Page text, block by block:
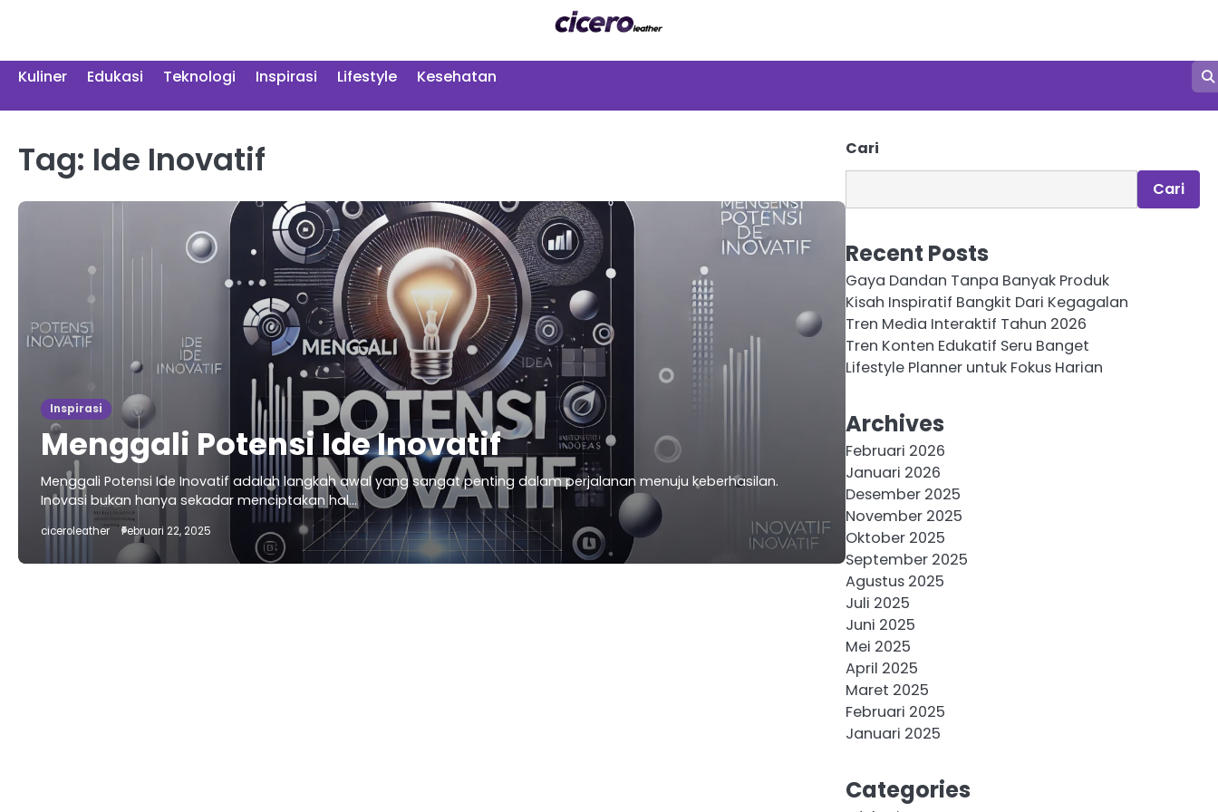
Kuliner
Edukasi Teknologi Inspirasi Lifestyle Kesehatan
Tag: Ide Inovatif
Inspirasi
Menggali Potensi Ide Inovatif
Menggali Potensi Ide Inovatif adalah langkah awal yang sangat penting dalam perjalanan menuju keberhasilan.
Inovasi bukan hanya sekadar menciptakan hal…
ciceroleather Februari 22, 2025
Cari
Cari
Recent Posts
Gaya Dandan Tanpa Banyak Produk
Kisah Inspiratif Bangkit Dari Kegagalan
Tren Media Interaktif Tahun 2026
Tren Konten Edukatif Seru Banget
Lifestyle Planner untuk Fokus Harian
Archives
Februari 2026
Januari 2026
Desember 2025
November 2025
Oktober 2025
September 2025
Agustus 2025
Juli 2025
Juni 2025
Mei 2025
April 2025
Maret 2025
Februari 2025
Januari 2025
Categories